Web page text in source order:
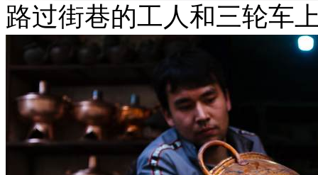
路过街巷的工人和三轮车